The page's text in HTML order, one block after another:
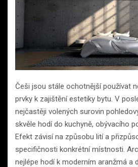
Češi jsou stále ochotnější používat
prvky k zajištění estetiky bytu. V
nejčastěji volených surovin
skvěle hodí do kuchyně, obývacího
Efekt závisí na způsobu lití a
specifičnosti konkrétní místnosti.
nejlépe hodí k moderním aranžmá a